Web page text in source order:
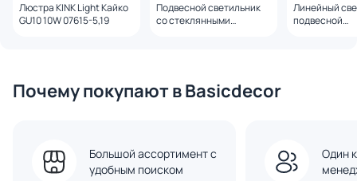
Люстра KINK Light Кайко
GU10 10W 07615-5,19
Подвесной светильник
со стеклянными
Линейный
подвесной
Почему покупают в Basicdecor
Большой ассортимент с
удобным поиском
Один